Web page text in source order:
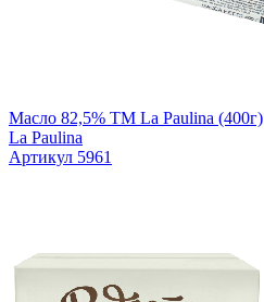
Масло 82,5% TM La Paulina (400г)
La Paulina
Артикул 5961